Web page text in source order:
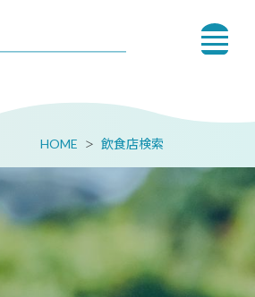
HOME 飲食店検索